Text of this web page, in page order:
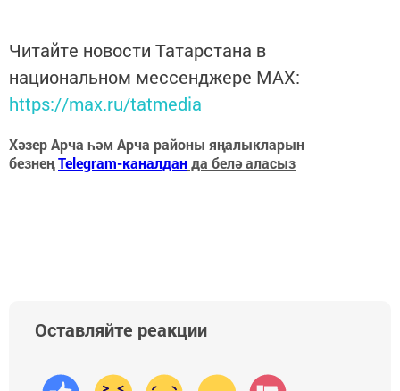
Читайте новости Татарстана в
национальном мессенджере MАХ:
https://max.ru/tatmedia
Хәзер Арча һәм Арча районы яңалыкларын
безнеңTelegram-каналданда белә аласыз
Оставляйте реакции